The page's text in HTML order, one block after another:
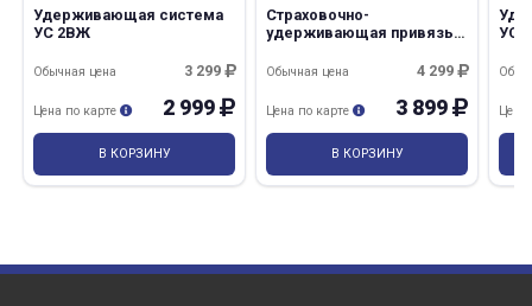
Удерживающая система
УС 2ВЖ
3 299
Обычная цена
2 999
Цена по карте
В КОРЗИНУ
Страховочно-
удерживающая привязь
4 299
Обычная цена
3 899
Цена по карте
В КОРЗИНУ
УС
Цена